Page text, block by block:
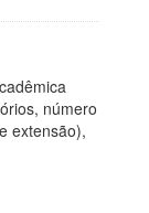
número
extensão),